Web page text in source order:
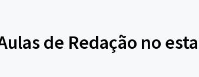
de Redação no